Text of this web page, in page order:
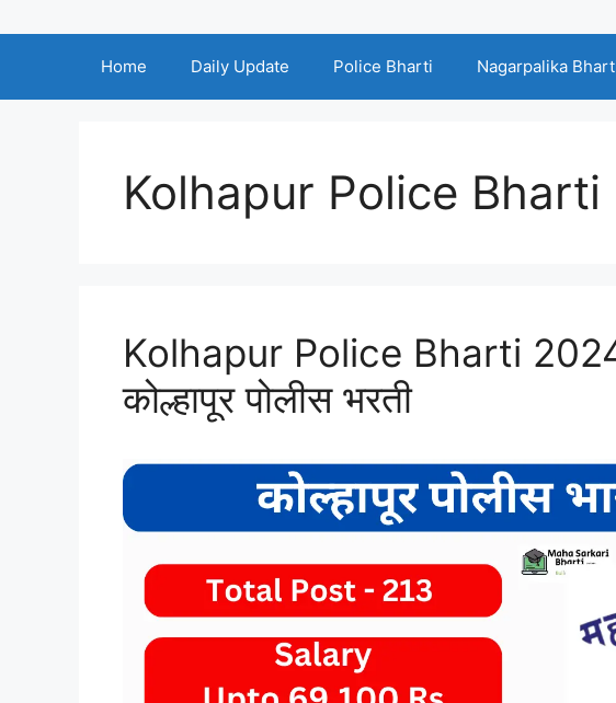
Home Daily Update Police Bharti Nagarpalika
Kolhapur Police Bharti
Kolhapur Police Bharti 2024
कोल्हापूर पोलीस भरती